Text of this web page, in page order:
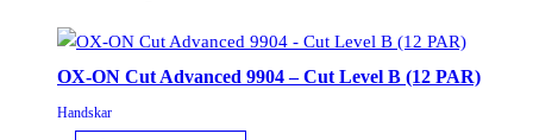
OX-ON Cut Advanced 9904 – Cut Level B (12 PAR)
Handskar